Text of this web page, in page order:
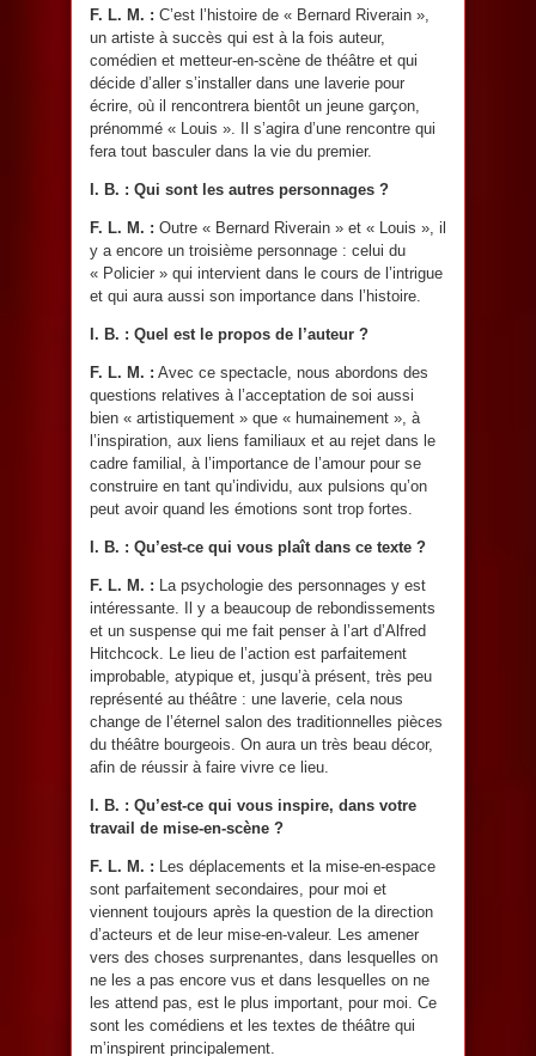
F. L. M. : C’est l’histoire de « Bernard Riverain »,
un artiste à succès qui est à la fois auteur,
comédien et metteur-en-scène de théâtre et qui
décide d’aller s’installer dans une laverie pour
écrire, où il rencontrera bientôt un jeune garçon,
prénommé « Louis ». Il s’agira d’une rencontre qui
fera tout basculer dans la vie du premier.
I. B. : Qui sont les autres personnages ?
F. L. M. : Outre « Bernard Riverain » et « Louis », il
y a encore un troisième personnage : celui du
« Policier » qui intervient dans le cours de l’intrigue
et qui aura aussi son importance dans l’histoire.
I. B. : Quel est le propos de l’auteur ?
F. L. M. : Avec ce spectacle, nous abordons des
questions relatives à l’acceptation de soi aussi
bien « artistiquement » que « humainement », à
l’inspiration, aux liens familiaux et au rejet dans le
cadre familial, à l’importance de l’amour pour se
construire en tant qu’individu, aux pulsions qu’on
peut avoir quand les émotions sont trop fortes.
I. B. : Qu’est-ce qui vous plaît dans ce texte ?
F. L. M. : La psychologie des personnages y est
intéressante. Il y a beaucoup de rebondissements
et un suspense qui me fait penser à l’art d’Alfred
Hitchcock. Le lieu de l’action est parfaitement
improbable, atypique et, jusqu’à présent, très peu
représenté au théâtre : une laverie, cela nous
change de l’éternel salon des traditionnelles pièces
du théâtre bourgeois. On aura un très beau décor,
afin de réussir à faire vivre ce lieu.
I. B. : Qu’est-ce qui vous inspire, dans votre
travail de mise-en-scène ?
F. L. M. : Les déplacements et la mise-en-espace
sont parfaitement secondaires, pour moi et
viennent toujours après la question de la direction
d’acteurs et de leur mise-en-valeur. Les amener
vers des choses surprenantes, dans lesquelles on
ne les a pas encore vus et dans lesquelles on ne
les attend pas, est le plus important, pour moi. Ce
sont les comédiens et les textes de théâtre qui
m’inspirent principalement.